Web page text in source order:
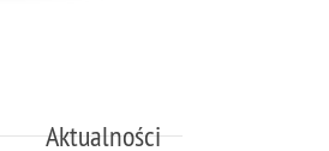
Aktualności